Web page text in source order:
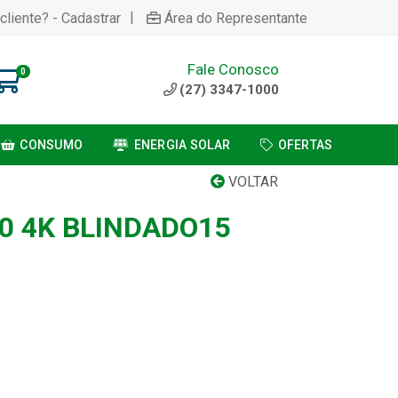
- Cadastrar | Área do Representante
0 Fale Conosco
(27) 3347-1000
CONSUMO ENERGIA SOLAR OFERTAS
VOLTAR
4K BLINDADO15